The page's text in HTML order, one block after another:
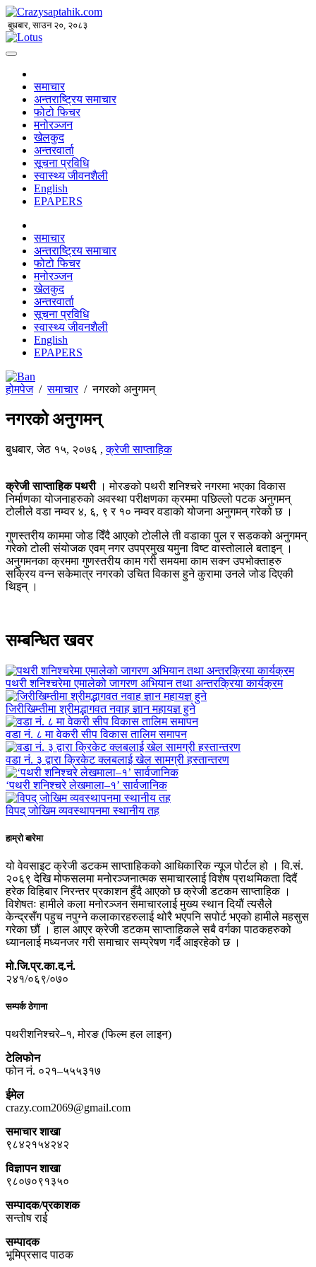
बुधबार, साउन २०, २०८३
समाचार
अन्तराष्ट्रिय समाचार
फोटो फिचर
मनोरञ्जन
खेलकुद
अन्तरवार्ता
सूचना प्रविधि
स्वास्थ्य जीवनशैली
English
EPAPERS
समाचार
अन्तराष्ट्रिय समाचार
फोटो फिचर
मनोरञ्जन
खेलकुद
अन्तरवार्ता
सूचना प्रविधि
स्वास्थ्य जीवनशैली
English
EPAPERS
होमपेज/समाचार/नगरको अनुगमन्
नगरको अनुगमन्
बुधबार, जेठ १५, २०७६ ,क्रेजी साप्ताहिक
क्रेजी साप्ताहिक पथरी। मोरङको पथरी शनिश्चरे नगरमा भएका विकास
निर्माणका योजनाहरुको अवस्था परीक्षणका क्रममा पछिल्लो पटक अनुगमन्
टोलीले वडा नम्वर ४, ६, ९ र १० नम्वर वडाको योजना अनुगमन् गरेको छ ।
गुणस्तरीय काममा जोड दिँदै आएको टोलीले ती वडाका पुल र सडकको अनुगमन्
गरेको टोली संयोजक एवम् नगर उपप्रमुख यमुना विष्ट वास्तोलाले बताइन् ।
अनुगमनका क्रममा गुणस्तरीय काम गरी समयमा काम सक्न उपभोक्ताहरु
सक्रिय वन्न सकेमात्र नगरको उचित विकास हुने कुरामा उनले जोड दिएकी
थिइन् ।
सम्बन्धित खवर
पथरी शनिश्चरेमा एमालेको जागरण अभियान तथा अन्तरक्रिया कार्यक्रम
जिरीखिम्तीमा श्रीमद्भागवत नवाह ज्ञान महायज्ञ हुने
वडा नं. ८ मा वेकरी सीप विकास तालिम समापन
वडा नं. ३ द्वारा क्रिकेट क्लबलाई खेल सामग्री हस्तान्तरण
‘पथरी शनिश्चरे लेखमाला–१’ सार्वजानिक
विपद् जोखिम व्यवस्थापनमा स्थानीय तह
हाम्रो बारेमा
यो वेवसाइट क्रेजी डटकम साप्ताहिकको आधिकारिक न्यूज पोर्टल हो । वि.सं.
२०६९ देखि मोफसलमा मनोरञ्जनात्मक समाचारलाई विशेष प्राथमिकता दिदैं
हरेक विहिबार निरन्तर प्रकाशन हुँदै आएको छ क्रेजी डटकम साप्ताहिक ।
विशेषतः हामीले कला मनोरञ्जन समाचारलाई मुख्य स्थान दियौं त्यसैले
केन्द्रसँग पहुच नपुग्ने कलाकारहरुलाई थोरै भएपनि सपोर्ट भएको हामीले महसुस
गरेका छौं । हाल आएर क्रेजी डटकम साप्ताहिकले सबै वर्गका पाठकहरुको
ध्यानलाई मध्यनजर गरी समाचार सम्प्रेषण गर्दै आइरहेको छ ।
मो.जि.प्र.का.द.नं.
२४१/०६९/०७०
सम्पर्क ठेगाना
पथरीशनिश्चरे–१, मोरङ (फिल्म हल लाइन)
टेलिफोन
फोन नं. ०२१–५५५३१७
ईमेल
crazy.com2069@gmail.com
समाचार शाखा
९८४२१५४२४२
विज्ञापन शाखा
९८०७०९१३५०
सम्पादक/प्रकाशक
सन्तोष राई
सम्पादक
भूमिप्रसाद पाठक